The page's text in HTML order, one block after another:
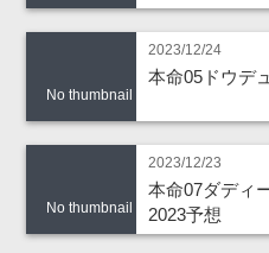
No thumbnail
2023/12/24
本命05ドウデ
No thumbnail
2023/12/23
本命07ダディ
2023予想